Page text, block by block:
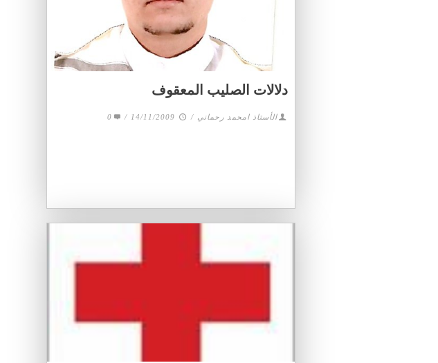
دلالات الصليب المعقوف
الأستاذ امحمد رحماني /
14/11/2009
/
0